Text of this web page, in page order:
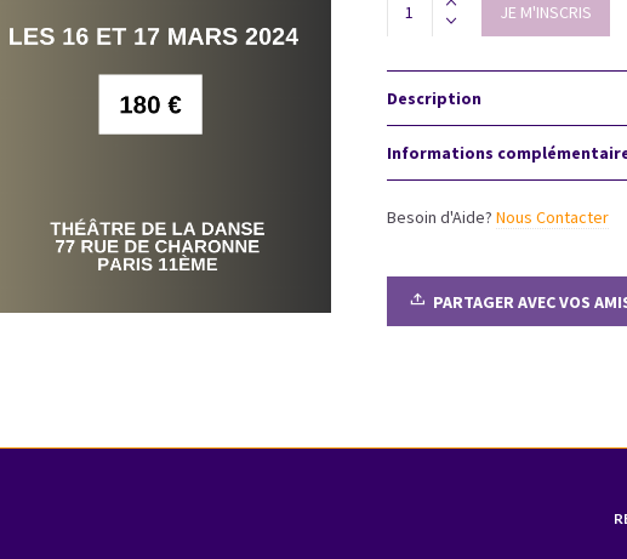
de
du
Son
Paris
-
2024
JE M'INSCRIS
Description
Informations
Besoin d'Aide? Nous Contacter
PARTAGER AVEC VOS